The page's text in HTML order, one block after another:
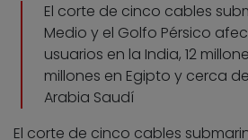
El corte de cinco cables
Medio y el Golfo Pérsico
usuarios en la India, 12
millones en Egipto y cerca
Arabia Saudí
El corte de cinco cables